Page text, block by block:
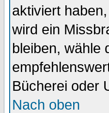
aktiviert
wird ein
bleiben, wähle
Bücherei oder
Nach oben